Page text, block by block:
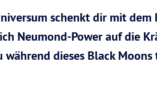
schenkt dir mit dem
Neumond-Power auf die
dieses Black Moons